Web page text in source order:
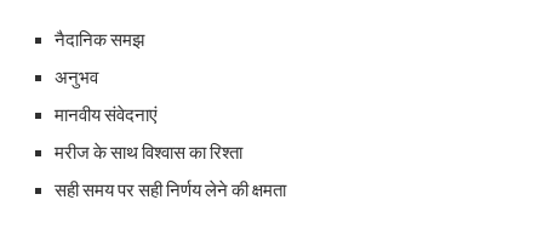
नैदानिक समझ
अनुभव
मानवीय संवेदनाएं
मरीज के साथ विश्वास का रिश्ता
सही समय पर सही निर्णय लेने की क्षमता